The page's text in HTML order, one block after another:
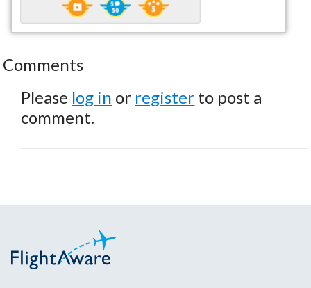
Comments
Please log in or register to post a
comment.